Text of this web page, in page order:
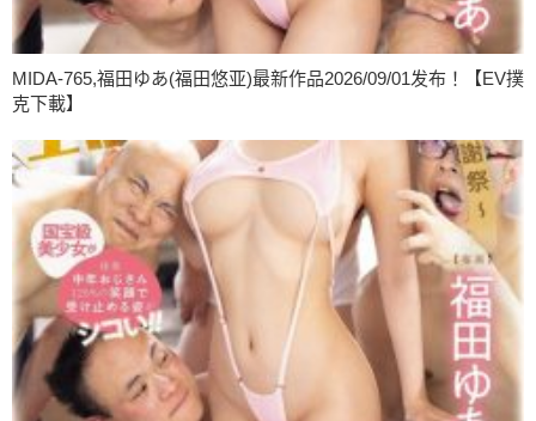
MIDA-765,福田ゆあ(福田悠亚)最新作品2026/09/01发布！【EV撲
克下載】